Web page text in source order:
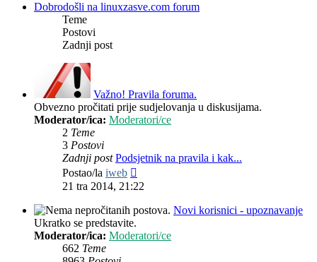
Dobrodošli na linuxzasve.com forum
Teme
Postovi
Zadnji post
Važno! Pravila foruma.
Obvezno pročitati prije sudjelovanja u diskusijama.
Moderator/ica: Moderatori/ce
2 Teme
3 Postovi
Zadnji post Podsjetnik na pravila i kak...
Postao/la iweb
post
21 tra 2014, 21:22
Novi korisnici - upoznavanje
Ukratko se predstavite.
Moderator/ica: Moderatori/ce
662 Teme